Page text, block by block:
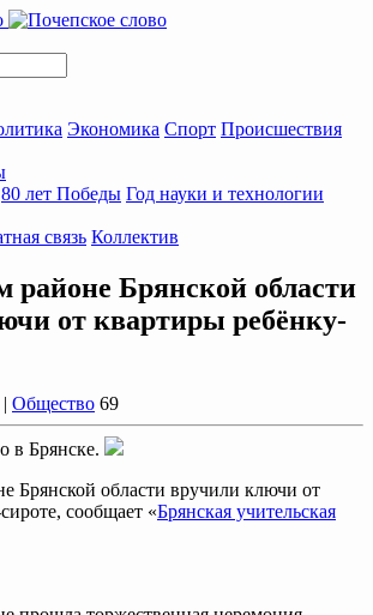
Экономика Спорт Происшествия
80 лет Победы Год науки и технологии
связь Коллектив
районе Брянской области
от квартиры ребёнку-
Общество 69
в Брянске.
Брянской области вручили ключи от
сообщает «Брянская учительская